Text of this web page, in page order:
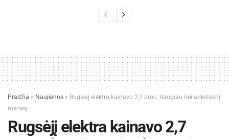
Pradžia » Naujienos » Rugsėjį elektra kainavo 2,7 proc. daugiau nei ankstesnį
mėnesį
Rugsėjį elektra kainavo 2,7